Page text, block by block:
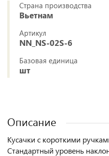
Страна производства
Вьетнам
Артикул
NN_NS-02S-6
Базовая единица
шт
Описание
Кусачки с короткими
Стандартный уровень